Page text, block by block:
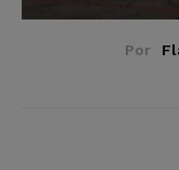
Por